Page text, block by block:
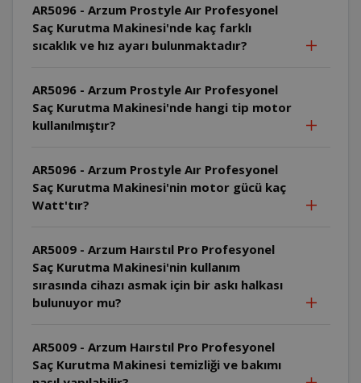
AR5096 - Arzum Prostyle Aır Profesyonel
Saç Kurutma Makinesi'nde kaç farklı
sıcaklık ve hız ayarı bulunmaktadır?
AR5096 - Arzum Prostyle Aır Profesyonel
Saç Kurutma Makinesi'nde hangi tip motor
kullanılmıştır?
AR5096 - Arzum Prostyle Aır Profesyonel
Saç Kurutma Makinesi'nin motor gücü kaç
Watt'tır?
AR5009 - Arzum Haırstıl Pro Profesyonel
Saç Kurutma Makinesi'nin kullanım
sırasında cihazı asmak için bir askı halkası
bulunuyor mu?
AR5009 - Arzum Haırstıl Pro Profesyonel
Saç Kurutma Makinesi temizliği ve bakımı